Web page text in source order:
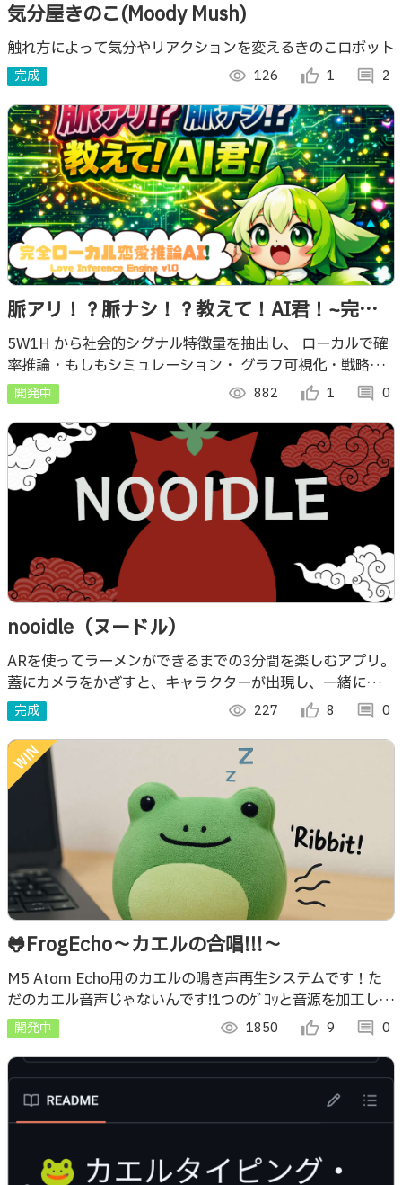
気分屋きのこ(Moody Mush)
触れ方によって気分やリアクションを変えるきのこロボット
完成 visibility 126 thumb_up_alt 1 comment 2
脈アリ！？脈ナシ！？教えて！AI君！~完全
ローカル恋愛推論AI!
5W1H から社会的シグナル特徴量を抽出し、 ローカルで確
率推論・もしもシミュレーション・ グラフ可視化・戦略ア
ドバイスまでを実行する 完全ローカル恋愛推論AI（ML)エ
ンジンなのだ！
開発中 visibility 882 thumb_up_alt 1 comment 0
nooidle（ヌードル）
ARを使ってラーメンができるまでの3分間を楽しむアプリ。
蓋にカメラをかざすと、キャラクターが出現し、一緒にミニ
ゲームを楽しむことができる。
完成 visibility 227 thumb_up_alt 8 comment 0
🐸FrogEcho〜カエルの合唱!!!〜
M5 Atom Echo用のカエルの鳴き声再生システムです！た
だのカエル音声じゃないんです!1つのｹﾞｺｯと音源を加工し個
体差表現！複数atomで同期！リアルなカエルの合唱が聞こ
えるよ！
開発中 visibility 1850 thumb_up_alt 9 comment 0